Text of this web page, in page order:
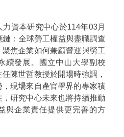
資本研究中心於114年03月
：全球勞工權益與盡職調查
焦企業如何兼顧營運與勞工
續發展。國立中山大學副校
陳世哲教授於開場時強調，
現場來自產官學界的專家積
研究中心未來也將持續推動
與企業責任提供更完善的方